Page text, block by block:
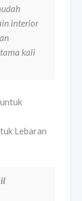
interior
kali
Lebaran